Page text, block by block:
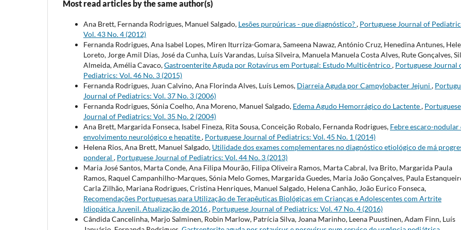
Most read articles by the same author(s)
Ana Brett, Fernanda Rodrigues, Manuel Salgado, Lesões purpúricas - que diagnóstico?, Portuguese Journal of
Vol. 43 No. 4 (2012)
Fernanda Rodrigues, Ana Isabel Lopes, Miren Iturriza-Gomara, Sameena Nawaz, António Cruz, Henedina Antunes,
Loreto, Jorge Amil Dias, José da Cunha, Luís Varandas, Luísa Silveira, Manuela Manuela Costa Alves, Rute Gonçalves,
Almeida, Amélia Cavaco,Gastroenterite Aguda por Rotavírus em Portugal: Estudo Multicêntrico, Portuguese Journal
Pediatrics: Vol. 46 No. 3 (2015)
Fernanda Rodrigues, Juan Calvino, Ana Florinda Alves, Luís Lemos, Diarreia Aguda por Campylobacter Jejuni ,
Journal of Pediatrics: Vol. 37 No. 3 (2006)
Fernanda Rodrigues, Sónia Coelho, Ana Moreno, Manuel Salgado, Edema Agudo Hemorrágico do Lactente, Portuguese
Journal of Pediatrics: Vol. 35 No. 2 (2004)
Ana Brett, Margarida Fonseca, Isabel Fineza, Rita Sousa, Conceição Robalo, Fernanda Rodrigues, Febre escaro-nodular
envolvimento neurológico e hepatite, Portuguese Journal of Pediatrics: Vol. 45 No. 1 (2014)
Helena Rios, Ana Brett, Manuel Salgado, Utilidade dos exames complementares no diagnóstico etiológico de má
ponderal , Portuguese Journal of Pediatrics: Vol. 44 No. 3 (2013)
Maria José Santos, Marta Conde, Ana Filipa Mourão, Filipa Oliveira Ramos, Marta Cabral, Iva Brito, Margarida Paula
Ramos, Raquel Campanhilho-Marques, Sónia Melo Gomes, Margarida Guedes, Maria João Gonçalves, Paula
Carla Zilhão, Mariana Rodrigues, Cristina Henriques, Manuel Salgado, Helena Canhão, João Eurico Fonseca,
Recomendações Portuguesas para Utilização de Terapêuticas Biológicas em Crianças e Adolescentes com Artrite
Idiopática Juvenil. Atualização de 2016, Portuguese Journal of Pediatrics: Vol. 47 No. 4 (2016)
Cândida Cancelinha, Marjo Salminen, Robin Marlow, Patrícia Silva, Joana Marinho, Leena Puustinen, Adam Finn, Luís